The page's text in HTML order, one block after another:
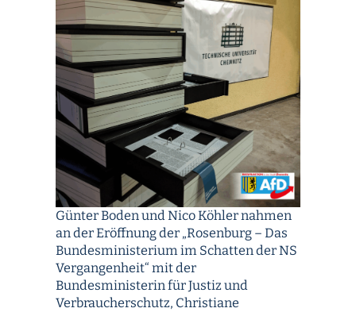
Günter Boden und Nico Köhler nahmen
an der Eröffnung der „Rosenburg – Das
Bundesministerium im Schatten der NS
Vergangenheit“ mit der
Bundesministerin für Justiz und
Verbraucherschutz, Christiane